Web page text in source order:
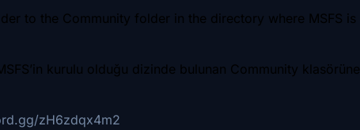
to the Community folder in the directory where MSFS is
kurulu olduğu dizinde bulunan Community klasörüne
zH6zdqx4m2